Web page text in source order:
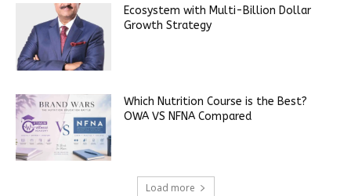
Ecosystem with Multi-Billion Dollar
Growth Strategy
Which Nutrition Course is the Best?
OWA VS NFNA Compared
Load more